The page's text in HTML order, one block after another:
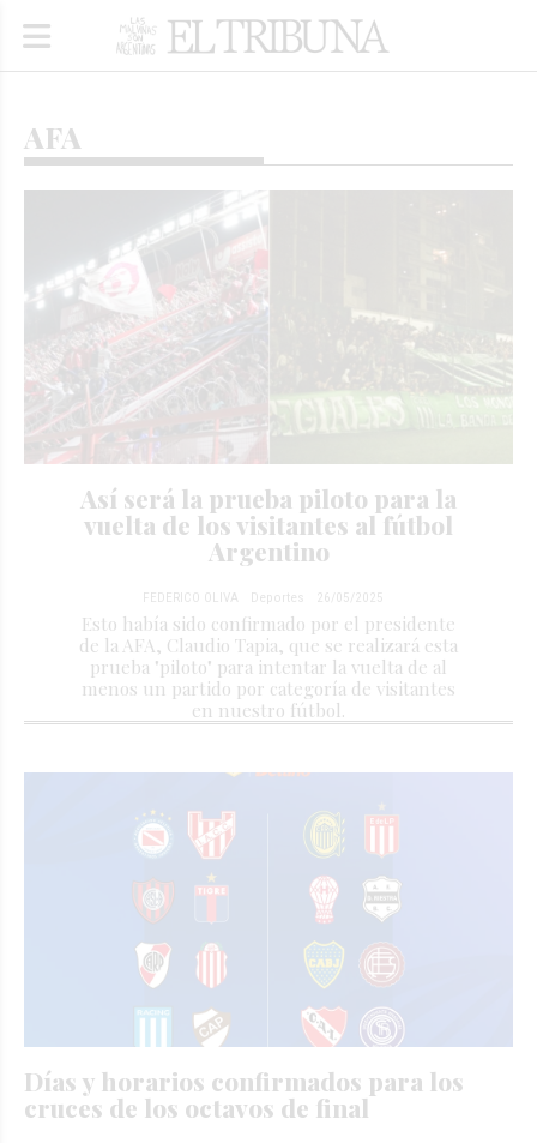
AFA
Así será la prueba piloto para la
vuelta de los visitantes al fútbol
Argentino
FEDERICO OLIVA Deportes 26/05/2025
Esto había sido confirmado por el presidente
de la AFA, Claudio Tapia, que se realizará esta
prueba "piloto" para intentar la vuelta de al
menos un partido por categoría de visitantes
en nuestro fútbol.
Días y horarios confirmados para los
cruces de los octavos de final